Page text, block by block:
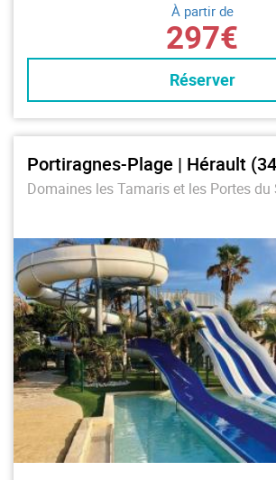
À partir de
297€
Réserver
Portiragnes-Plage | Hérault
Domaines les Tamaris et les Portes